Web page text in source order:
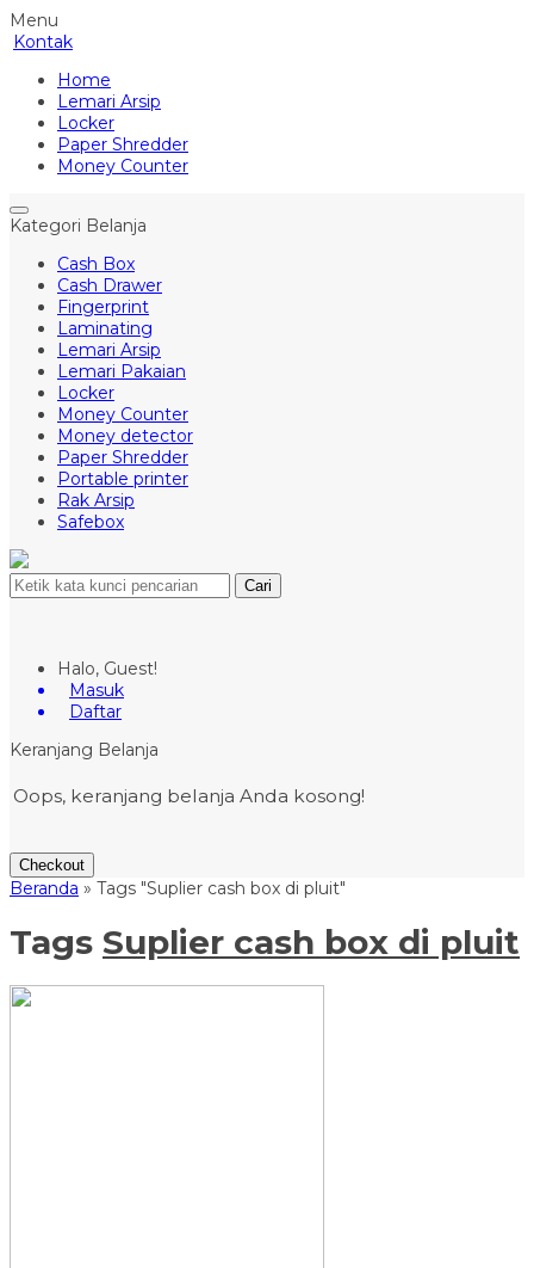
Menu
Kontak
Home
Lemari Arsip
Locker
Paper Shredder
Money Counter
Kategori Belanja
Cash Box
Cash Drawer
Fingerprint
Laminating
Lemari Arsip
Lemari Pakaian
Locker
Money Counter
Money detector
Paper Shredder
Portable printer
Rak Arsip
Safebox
Cari
Halo, Guest!
Masuk
Daftar
Keranjang Belanja
Oops, keranjang belanja Anda kosong!
Checkout
Beranda » Tags "Suplier cash box di pluit"
Tags Suplier cash box di pluit